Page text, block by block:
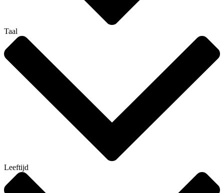
Taal
Leeftijd